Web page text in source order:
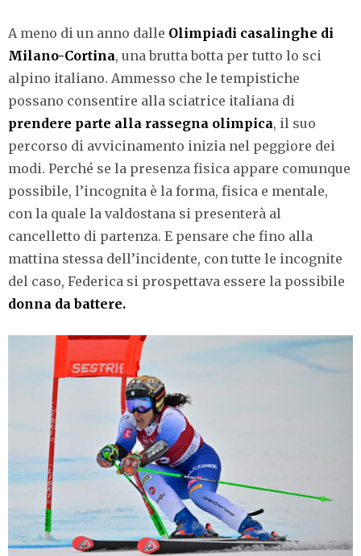
A meno di un anno dalle Olimpiadi casalinghe di
Milano-Cortina, una brutta botta per tutto lo sci
alpino italiano. Ammesso che le tempistiche
possano consentire alla sciatrice italiana di
prendere parte alla rassegna olimpica, il suo
percorso di avvicinamento inizia nel peggiore dei
modi. Perché se la presenza fisica appare comunque
possibile, l’incognita è la forma, fisica e mentale,
con la quale la valdostana si presenterà al
cancelletto di partenza. E pensare che fino alla
mattina stessa dell’incidente, con tutte le incognite
del caso, Federica si prospettava essere la possibile
donna da battere.